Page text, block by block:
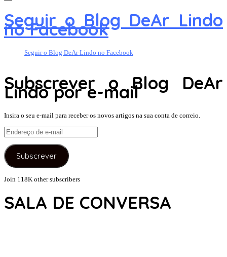
Seguir o Blog DeAr Lindo
no Facebook
Seguir o Blog DeAr Lindo no Facebook
Subscrever o Blog DeAr
Lindo por e-mail
Insira o seu e-mail para receber os novos artigos na sua conta de correio.
Endereço
de
e-
mail
Subscrever
Join 118K other subscribers
SALA DE CONVERSA